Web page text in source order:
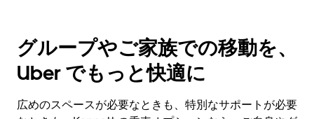
グループやご家族での移動を、
Uber でもっと快適に
広めのスペースが必要なときも、特別なサポートが必要